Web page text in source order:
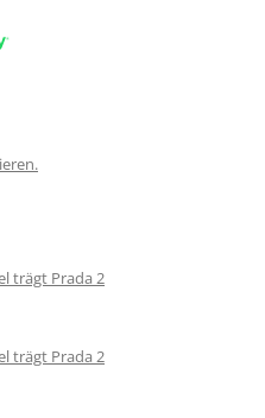
.
trägt Prada 2
trägt Prada 2